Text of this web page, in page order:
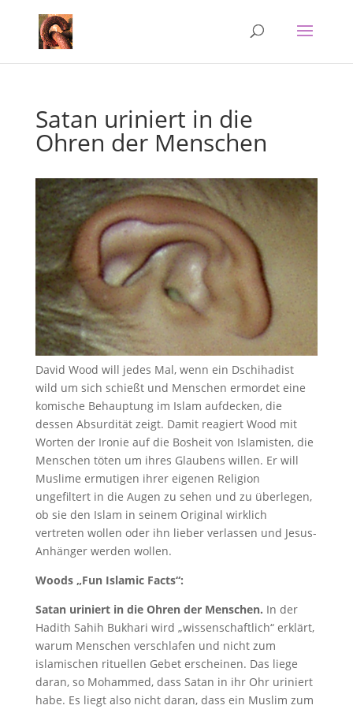
Satan uriniert in die
Ohren der Menschen
David Wood will jedes Mal, wenn ein Dschihadist
wild um sich schießt und Menschen ermordet eine
komische Behauptung im Islam aufdecken, die
dessen Absurdität zeigt. Damit reagiert Wood mit
Worten der Ironie auf die Bosheit von Islamisten, die
Menschen töten um ihres Glaubens willen. Er will
Muslime ermutigen ihrer eigenen Religion
ungefiltert in die Augen zu sehen und zu überlegen,
ob sie den Islam in seinem Original wirklich
vertreten wollen oder ihn lieber verlassen und Jesus-
Anhänger werden wollen.
Woods „Fun Islamic Facts“:
Satan uriniert in die Ohren der Menschen. In der
Hadith Sahih Bukhari wird „wissenschaftlich“ erklärt,
warum Menschen verschlafen und nicht zum
islamischen rituellen Gebet erscheinen. Das liege
daran, so Mohammed, dass Satan in ihr Ohr uriniert
habe. Es liegt also nicht daran, dass ein Muslim zum